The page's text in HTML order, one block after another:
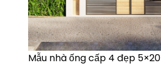
Mẫu nhà ống cấp 4 đẹp 5×20